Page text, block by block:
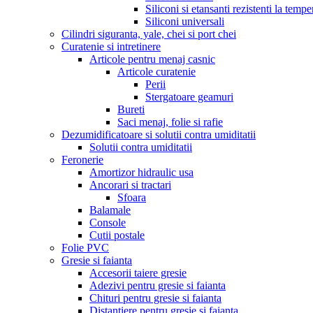
Siliconi si etansanti rezistenti la
Siliconi universali
Cilindri siguranta, yale, chei si port chei
Curatenie si intretinere
Articole pentru menaj casnic
Articole curatenie
Perii
Stergatoare geamuri
Bureti
Saci menaj, folie si rafie
Dezumidificatoare si solutii contra umiditatii
Solutii contra umiditatii
Feronerie
Amortizor hidraulic usa
Ancorari si tractari
Sfoara
Balamale
Console
Cutii postale
Folie PVC
Gresie si faianta
Accesorii taiere gresie
Adezivi pentru gresie si faianta
Chituri pentru gresie si faianta
Distantiere pentru gresie si faianta